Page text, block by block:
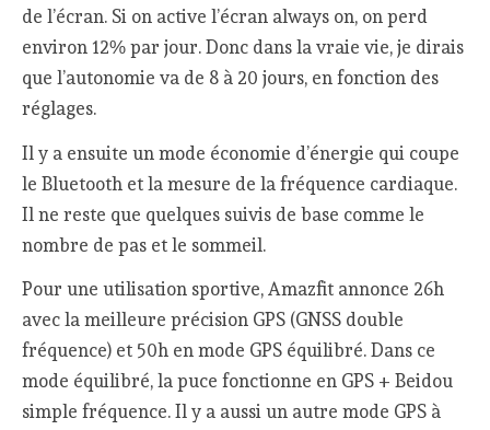
de l’écran. Si on active l’écran always on, on perd
environ 12% par jour. Donc dans la vraie vie, je dirais
que l’autonomie va de 8 à 20 jours, en fonction des
réglages.
Il y a ensuite un mode économie d’énergie qui coupe
le Bluetooth et la mesure de la fréquence cardiaque.
Il ne reste que quelques suivis de base comme le
nombre de pas et le sommeil.
Pour une utilisation sportive, Amazfit annonce 26h
avec la meilleure précision GPS (GNSS double
fréquence) et 50h en mode GPS équilibré. Dans ce
mode équilibré, la puce fonctionne en GPS + Beidou
simple fréquence. Il y a aussi un autre mode GPS à